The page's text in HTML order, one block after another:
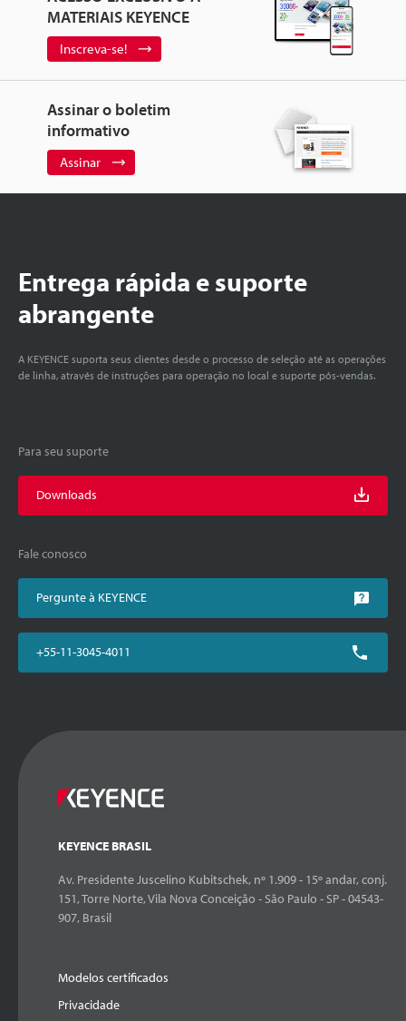
MATERIAIS KEYENCE
Inscreva-se!
Assinar o boletim
informativo
Assinar
Entrega rápida e suporte
abrangente
A KEYENCE suporta seus clientes desde o processo de seleção até as operações
de linha, através de instruções para operação no local e suporte pós-vendas.
Para seu suporte
Downloads
Fale conosco
Pergunte à KEYENCE
+55-11-3045-4011
KEYENCE BRASIL
Av. Presidente Juscelino Kubitschek, nº 1.909 - 15º andar, conj.
151, Torre Norte, Vila Nova Conceição - São Paulo - SP - 04543-
907, Brasil
Modelos certificados
Privacidade